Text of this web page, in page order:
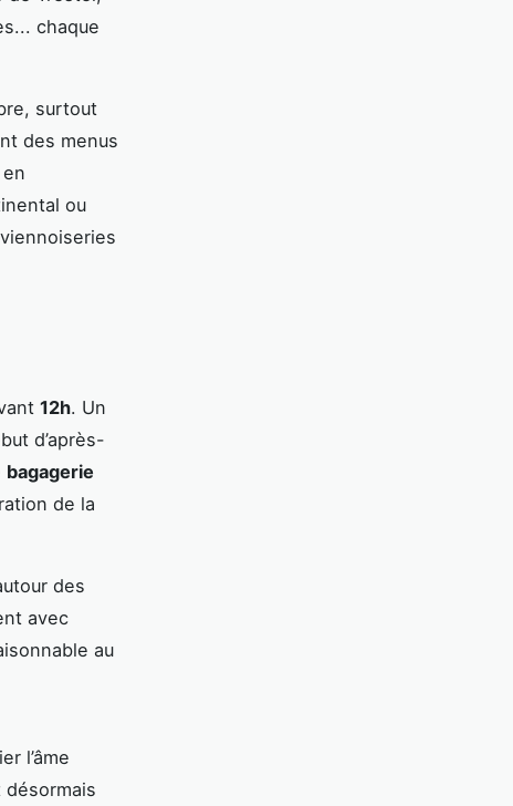
chaque
surtout
des menus
ou
12h. Un
d’après-
bagagerie
de la
des
avec
au
l’âme
désormais